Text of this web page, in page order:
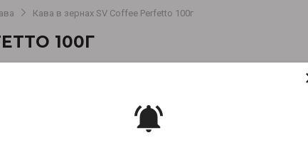
Кава в зернах SV Coffee Perfetto 100г
100Г
В